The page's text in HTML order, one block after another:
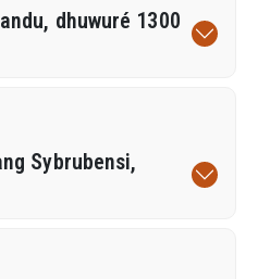
dhuwuré 1300
Sybrubensi,